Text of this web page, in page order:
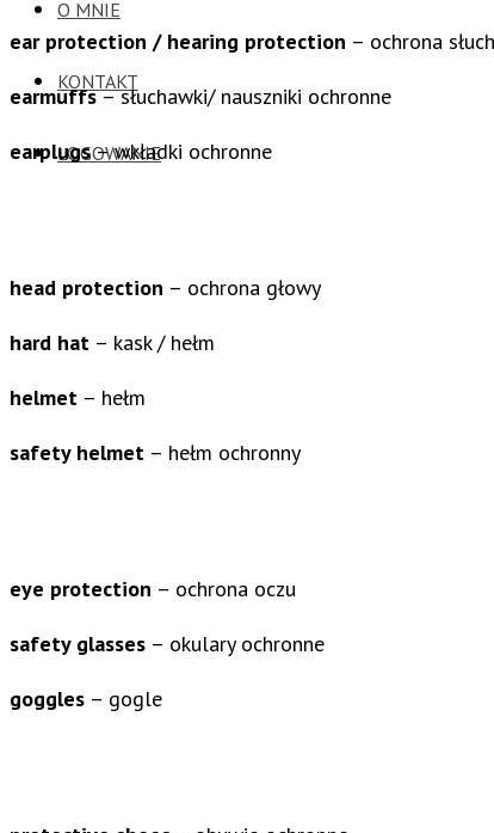
O MNIE
KONTAKT
LOGOWANIE
ear protection / hearing protection – ochrona
earmuffs– słuchawki/ nauszniki ochronne
earplugs– wkładki ochronne
head protection – ochrona głowy
hard hat – kask / hełm
helmet – hełm
safety helmet – hełm ochronny
eye protection – ochrona oczu
safety glasses – okulary ochronne
goggles – gogle